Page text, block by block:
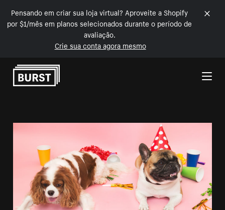
Pensando em criar sua loja virtual? Aproveite a Shopify
por $1/mês em planos selecionados durante o período de
avaliação.
Crie sua conta agora mesmo
Pular para o conteúdo